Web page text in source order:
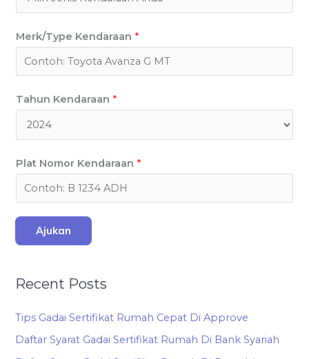
Merk/Type Kendaraan *
Tahun Kendaraan *
Plat Nomor Kendaraan *
Ajukan
Recent Posts
Tips Gadai Sertifikat Rumah Cepat Di Approve
Daftar Syarat Gadai Sertifikat Rumah Di Bank Syariah